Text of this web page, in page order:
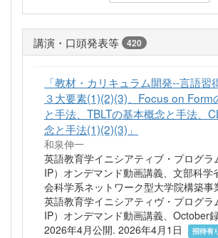
講演・口頭発表等 420
「教材・カリキュラム開発--言語習
３大要素(1)(2)(3)、Focus on Form
と手法、TBLTの基本概念と手法、
念と手法(1)(2)(3)」
和泉伸一
英語教育学イニシアティブ・プログラ
IP）オンデマンド動画講義、文部科学
会科学系ネットワーク型大学院構築事
英語教育学イニシアティヴ・プログラ
IP）オンデマンド動画講義、October録
2026年4月公開. 2026年4月1日
招待有